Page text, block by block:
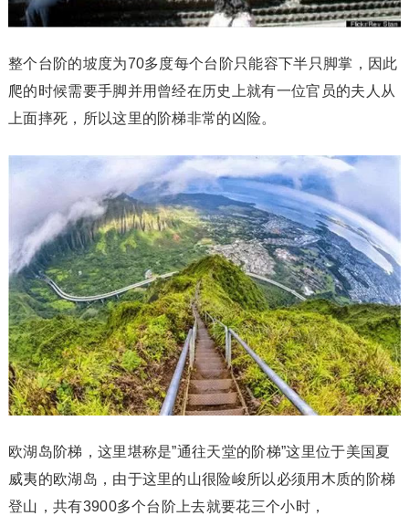
整个台阶的坡度为70多度每个台阶只能容下半只脚掌，因此
爬的时候需要手脚并用曾经在历史上就有一位官员的夫人从
上面摔死，所以这里的阶梯非常的凶险。
欧湖岛阶梯，这里堪称是”通往天堂的阶梯”这里位于美国夏
威夷的欧湖岛，由于这里的山很险峻所以必须用木质的阶梯
登山，共有3900多个台阶上去就要花三个小时，